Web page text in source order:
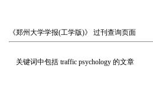
《郑州大学学报(工学版)》 过刊查询页面
关键词中包括 traffic psychology 的文章